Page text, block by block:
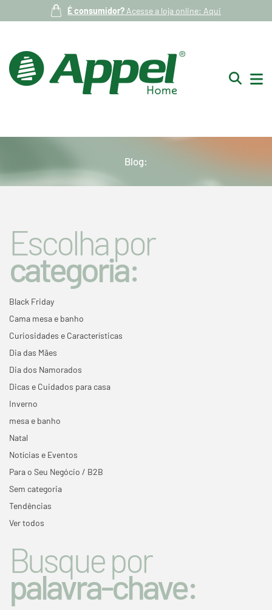
É consumidor? Acesse a loja online: Aqui
Blog:
Escolha por
categoria:
Black Friday
Cama mesa e banho
Curiosidades e Características
Dia das Mães
Dia dos Namorados
Dicas e Cuidados para casa
Inverno
mesa e banho
Natal
Notícias e Eventos
Para o Seu Negócio / B2B
Sem categoria
Tendências
Ver todos
Busque por
palavra-chave: